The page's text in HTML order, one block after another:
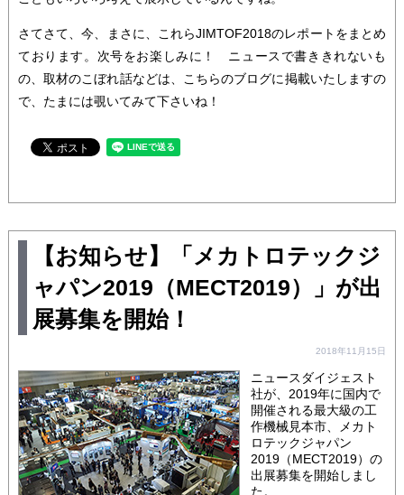
さてさて、今、まさに、これらJIMTOF2018のレポートをまとめ
ております。次号をお楽しみに！ ニュースで書ききれないも
の、取材のこぼれ話などは、こちらのブログに掲載いたしますの
で、たまには覗いてみて下さいね！
【お知らせ】「メカトロテックジ
ャパン2019（MECT2019）」が出
展募集を開始！
2018年11月15日
ニュースダイジェスト
社が、2019年に国内で
開催される最大級の工
作機械見本市、メカト
ロテックジャパン
2019（MECT2019）の
出展募集を開始しまし
た。